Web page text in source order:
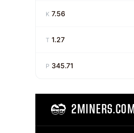
7.56
K
1.27
T
345.71
P
2MINERS.COM